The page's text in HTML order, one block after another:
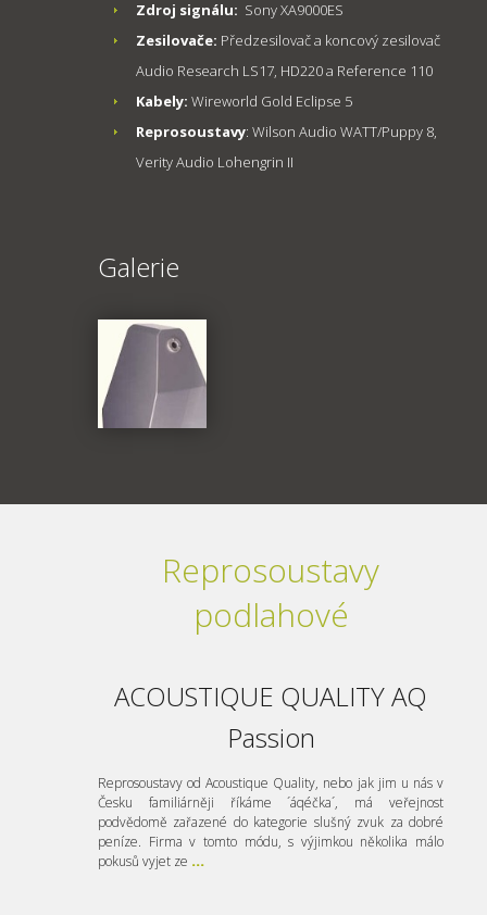
Zdroj signálu: Sony XA9000ES
Zesilovače: Předzesilovač a koncový zesilovač
Audio Research LS17, HD220 a Reference 110
Kabely: Wireworld Gold Eclipse 5
Reprosoustavy: Wilson Audio WATT/Puppy 8,
Verity Audio Lohengrin II
Galerie
Reprosoustavy
podlahové
ACOUSTIQUE QUALITY AQ
Passion
Reprosoustavy od Acoustique Quality, nebo jak jim u nás v
Česku familiárněji říkáme ´áqéčka´, má veřejnost
podvědomě zařazené do kategorie slušný zvuk za dobré
peníze. Firma v tomto módu, s výjimkou několika málo
pokusů vyjet ze ...